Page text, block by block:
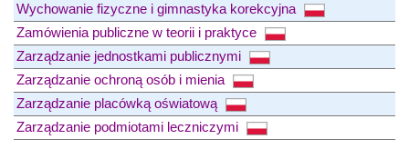
Wychowanie fizyczne i gimnastyka korekcyjna
Zamówienia publiczne w teorii i praktyce
Zarządzanie jednostkami publicznymi
Zarządzanie ochroną osób i mienia
Zarządzanie placówką oświatową
Zarządzanie podmiotami leczniczymi